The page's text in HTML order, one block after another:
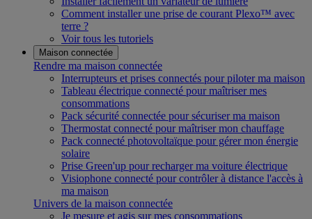
Comment installer une prise de courant Plexo™ avec
terre ?
Voir tous les tutoriels
Maison connectée
Rendre ma maison connectée
Interrupteurs et prises connectés pour piloter ma maison
Tableau électrique connecté pour maîtriser mes
consommations
Pack sécurité connectée pour sécuriser ma maison
Thermostat connecté pour maîtriser mon chauffage
Pack connecté photovoltaïque pour gérer mon énergie
solaire
Prise Green'up pour recharger ma voiture électrique
Visiophone connecté pour contrôler à distance l'accès à
ma maison
Univers de la maison connectée
Je mesure et agis sur mes consommations